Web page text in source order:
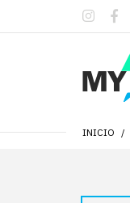
INICIO